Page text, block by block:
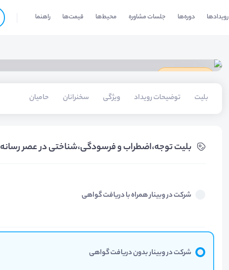
رویدادها دوره‌ها جلسات مشاوره محیط‌ها قیمت‌ها راهنما
بلیت‌ توضیحات رویداد ویژگی سخنرانان حامیان
بلیت‌ توجه،اضطراب و فرسودگی،شناختی در عصر رسانه
شرکت در وبینار همراه با دریافت گواهی
شرکت در وبینار بدون دریافت گواهی